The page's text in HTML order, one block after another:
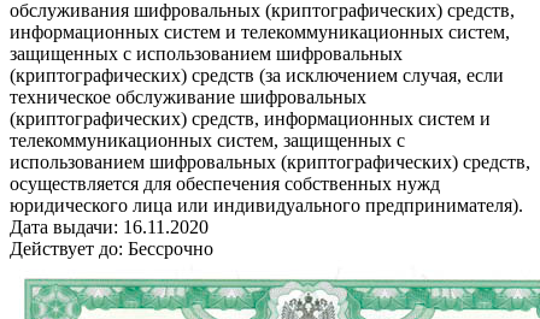
обслуживания шифровальных (криптографических) средств,
информационных систем и телекоммуникационных систем,
защищенных с использованием шифровальных
(криптографических) средств (за исключением случая, если
техническое обслуживание шифровальных
(криптографических) средств, информационных систем и
телекоммуникационных систем, защищенных с
использованием шифровальных (криптографических) средств,
осуществляется для обеспечения собственных нужд
юридического лица или индивидуального предпринимателя).
Дата выдачи: 16.11.2020
Действует до: Бессрочно